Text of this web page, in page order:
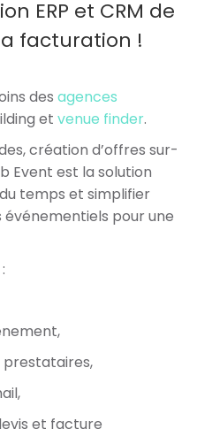
ERP et CRM de
facturation !
des agences
et venue finder.
création d’offres sur-
Event est la solution
temps et simplifier
pour une
prestataires,
et facture